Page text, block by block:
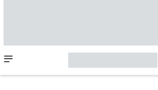
Menu